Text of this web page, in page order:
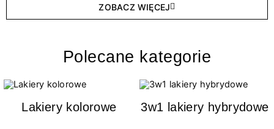
ZOBACZ WIĘCEJ
Polecane kategorie
Lakiery kolorowe 3w1 lakiery hybrydowe